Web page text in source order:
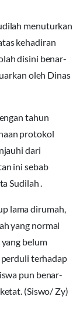
menuturkan
kehadiran
disini benar-
oleh Dinas
tahun
protokol
dari
ini sebab
Sudilah .
lama dirumah,
yang normal
belum
perduli terhadap
pun benar-
(Siswo/ Zy)